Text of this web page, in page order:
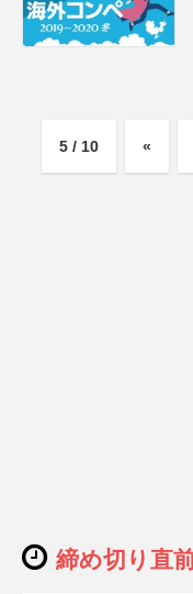
5 / 10 «
締め切り直